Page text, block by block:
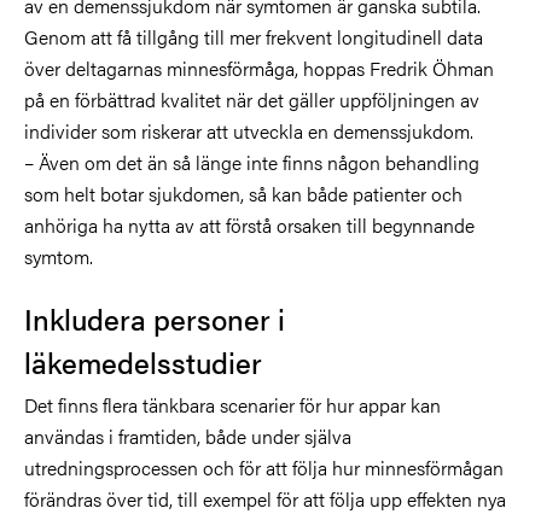
Genom att få tillgång till mer frekvent longitudinell data
över deltagarnas minnesförmåga, hoppas Fredrik Öhman
på en förbättrad kvalitet när det gäller uppföljningen av
individer som riskerar att utveckla en demenssjukdom.
– Även om det än så länge inte finns någon behandling
som helt botar sjukdomen, så kan både patienter och
anhöriga ha nytta av att förstå orsaken till begynnande
symtom.
Inkludera personer i
läkemedelsstudier
Det finns flera tänkbara scenarier för hur appar kan
användas i framtiden, både under själva
utredningsprocessen och för att följa hur minnesförmågan
förändras över tid, till exempel för att följa upp effekten nya